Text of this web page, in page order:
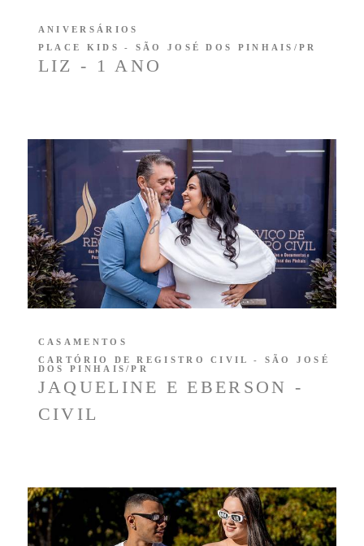
LIZ - 1 ANO
ANIVERSÁRIOS
PLACE KIDS - SÃO JOSÉ DOS PINHAIS/PR
JAQUELINE E EBERSON -
CIVIL
CASAMENTOS
CARTÓRIO DE REGISTRO CIVIL - SÃO JOSÉ
DOS PINHAIS/PR